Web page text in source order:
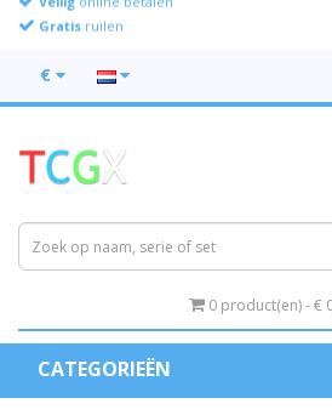
Gratis
€
0 product(en) - €
CATEGORIEËN